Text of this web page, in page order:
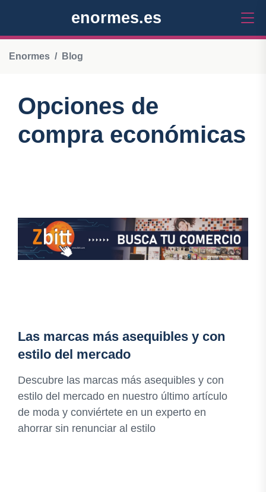
enormes.es
Enormes Blog
Opciones de
compra económicas
Las marcas más asequibles y con
estilo del mercado
Descubre las marcas más asequibles y con
estilo del mercado en nuestro último artículo
de moda y conviértete en un experto en
ahorrar sin renunciar al estilo